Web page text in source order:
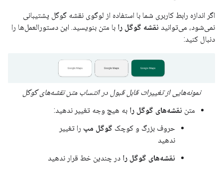
اگر اندازه رابط کاربری شما با استفاده از لوگوی نقشه گوگل پشتیبانی
نمی‌شود، می‌توانید نقشه گوگل را با متن بنویسید. این دستورالعمل‌ها را
دنبال کنید:
نمونه‌هایی از تغییرات قابل قبول در انتساب متن نقشه‌های گوگل
متن نقشه‌های گوگل را به هیچ وجه تغییر ندهید:
حروف بزرگ و کوچک گوگل مپ را تغییر
ندهید
نقشه‌های گوگل را در چندین خط قرار ندهید